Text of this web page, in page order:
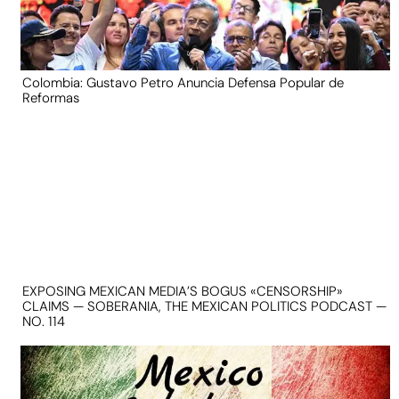
Colombia: Gustavo Petro Anuncia Defensa Popular de
Reformas
EXPOSING MEXICAN MEDIA’S BOGUS «CENSORSHIP»
CLAIMS — SOBERANIA, THE MEXICAN POLITICS PODCAST —
NO. 114